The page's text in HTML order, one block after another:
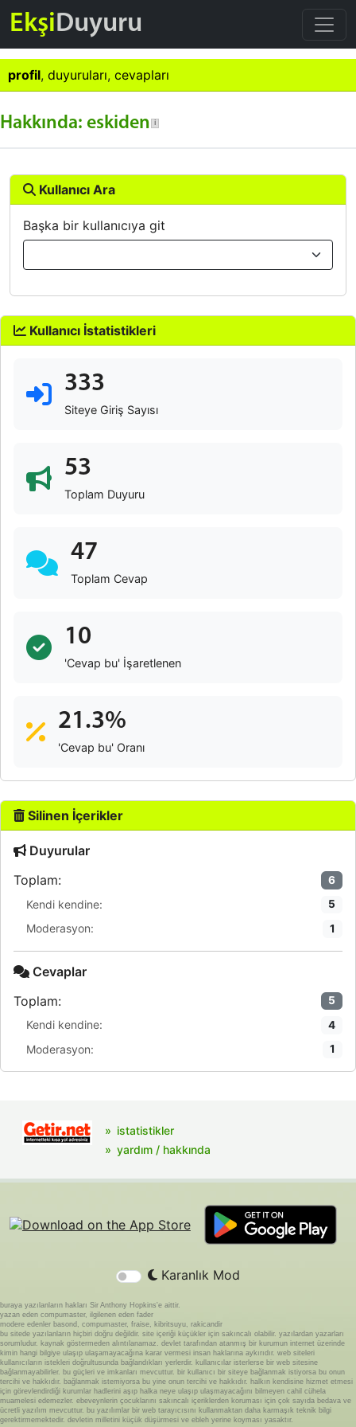
EkşiDuyuru
profil, duyuruları, cevapları
Hakkında: eskiden
Kullanıcı Ara
Başka bir kullanıcıya git
Kullanıcı İstatistikleri
333
Siteye Giriş Sayısı
53
Toplam Duyuru
47
Toplam Cevap
10
'Cevap bu' İşaretlenen
21.3%
'Cevap bu' Oranı
Silinen İçerikler
Duyurular
Toplam:
6
Kendi kendine: 5
Moderasyon: 1
Cevaplar
Toplam:
5
Kendi kendine: 4
Moderasyon: 1
istatistikler
yardım / hakkında
Karanlık Mod
buraya yazılanların hakları Sir Anthony Hopkins'e aittir.
yazan eden compumaster, ilgilenen eden fader
modere edenler basond, compumaster, fraise, kibritsuyu, rakicandir
bu sitede yazılanların hiçbiri doğru değildir. site içeriği küçükler için sakıncalı olabilir. yazılardan yazarları
sorumludur. kaynak göstermeden alıntılanamaz. devlet tarafından atanmış bir kurumun internet üzerinde
kimin hangi bilgiye ulaşıp ulaşamayacağına karar vermesi insan haklarına aykırıdır. web siteleri
kullanıcıların istekleri doğrultusunda bağlandıkları yerlerdir. kullanıcılar isterlerse bir web sitesine
bağlanmayabilirler. bu güçleri ve imkanları mevcuttur. bir kullanıcı bir siteye bağlanmak istiyorsa bu onun
tercihi ve hakkıdır. bağlanmak istemiyorsa bu yine onun tercihi ve hakkıdır. halkın kendisine hizmet etmesi
için görevlendirdiği kurumlar hadlerini aşıp halka neye ulaşıp ulaşmayacağını bilmeyen cahil cühela
muamelesi edemezler. ebeveynlerin çocuklarını sakıncalı içeriklerden koruması için çok sayıda bedava ve
ücretli yazılım mevcuttur. bu yazılımlar bir web tarayıcısını kullanmaktan daha karmaşık teknik bilgi
gerektirmemektedir. devletin milletini küçük düşürmesi ve ebleh yerine koyması yasaktır.